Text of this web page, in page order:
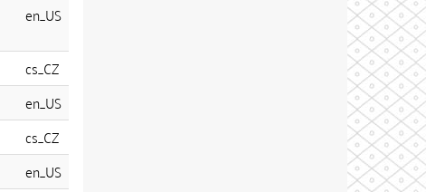
en_US
cs_CZ
en_US
cs_CZ
en_US